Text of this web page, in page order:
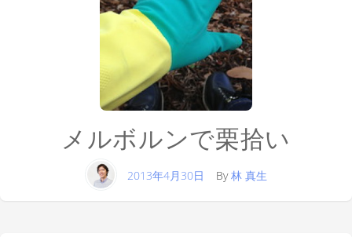
メルボルンで栗拾い
2013年4月30日 By林 真生